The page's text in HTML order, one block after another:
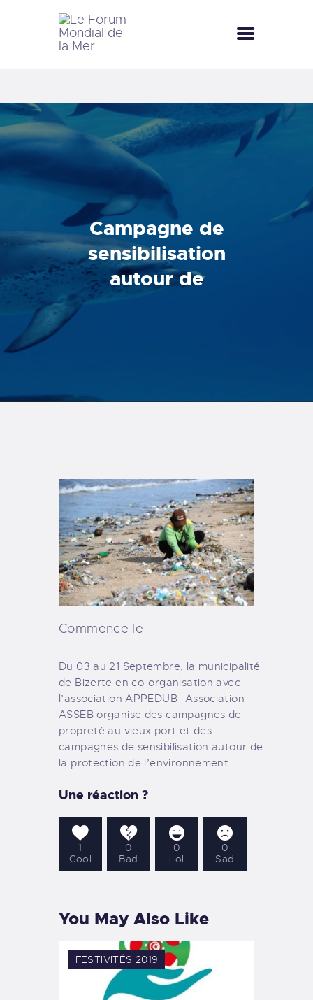
Campagne de
sensibilisation
autour de
l’environnement
LE FORUM MONDIAL DE LA MER
FÊTES DE LA MER
LE CLUB BLEU
LA SAISON BLEUE
MÉDIATHÈQUE
DOCUMENTATION
CONTACT
Commence le
Du 03 au 21 Septembre, la municipalité
de Bizerte en co-organisation avec
l’association APPEDUB- Association
ASSEB organise des campagnes de
propreté au vieux port et des
campagnes de sensibilisation autour de
la protection de l’environnement.
Une réaction ?
1
Cool
0
Bad
0
Lol
0
Sad
You May Also Like
FESTIVITÉS 2019